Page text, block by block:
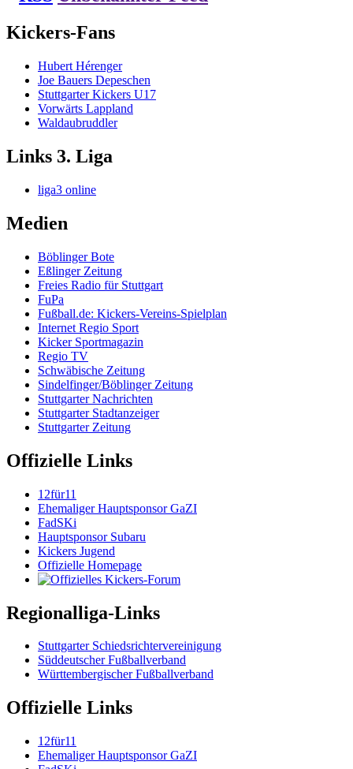
Kickers-Fans
Hubert Hérenger
Joe Bauers Depeschen
Stuttgarter Kickers U17
Vorwärts Lappland
Waldaubruddler
Links 3. Liga
liga3 online
Medien
Böblinger Bote
Eßlinger Zeitung
Freies Radio für Stuttgart
FuPa
Fußball.de: Kickers-Vereins-Spielplan
Internet Regio Sport
Kicker Sportmagazin
Regio TV
Schwäbische Zeitung
Sindelfinger/Böblinger Zeitung
Stuttgarter Nachrichten
Stuttgarter Stadtanzeiger
Stuttgarter Zeitung
Offizielle Links
12für11
Ehemaliger Hauptsponsor GaZI
FadSKi
Hauptsponsor Subaru
Kickers Jugend
Offizielle Homepage
Regionalliga-Links
Stuttgarter Schiedsrichtervereinigung
Süddeutscher Fußballverband
Württembergischer Fußballverband
Offizielle Links
12für11
Ehemaliger Hauptsponsor GaZI